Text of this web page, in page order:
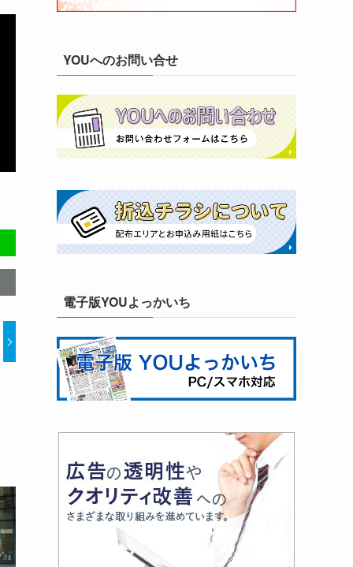
YOUへのお問い合せ
電子版YOUよっかいち